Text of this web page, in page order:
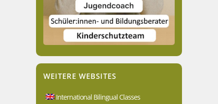
WEITERE WEBSITES
International Bilingual Classes